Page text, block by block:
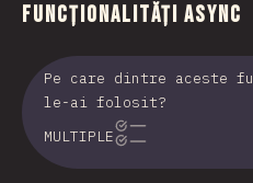
Funcționalități async
Pe care dintre aceste
le-ai folosit?
MULTIPLE